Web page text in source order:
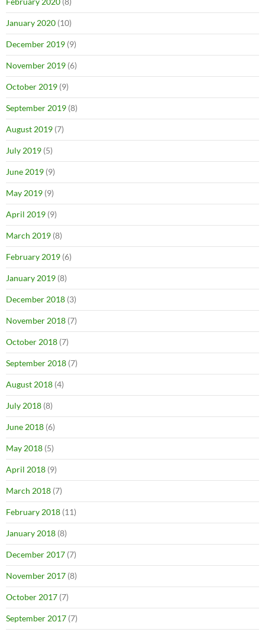
January 2020 (10)
December 2019 (9)
November 2019 (6)
October 2019 (9)
September 2019 (8)
August 2019 (7)
July 2019 (5)
June 2019 (9)
May 2019 (9)
April 2019 (9)
March 2019 (8)
February 2019 (6)
January 2019 (8)
December 2018 (3)
November 2018 (7)
October 2018 (7)
September 2018 (7)
August 2018 (4)
July 2018 (8)
June 2018 (6)
May 2018 (5)
April 2018 (9)
March 2018 (7)
February 2018 (11)
January 2018 (8)
December 2017 (7)
November 2017 (8)
October 2017 (7)
September 2017 (7)